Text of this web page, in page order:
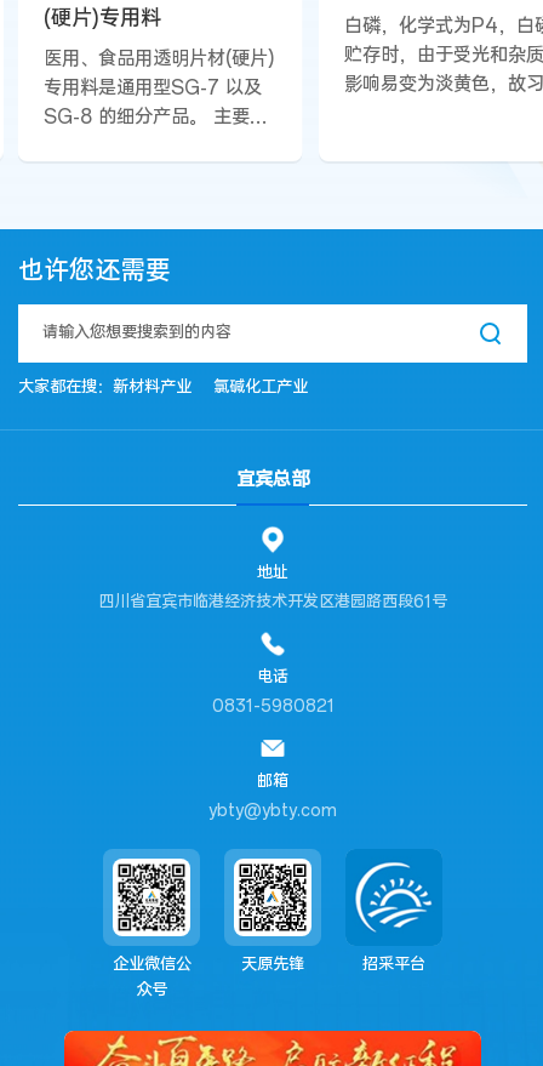
(硬片)专用料
医用、食品用透明片材(硬片)
专用料是通用型SG-7 以及
SG-8 的细分产品。 主要表
性 好 。
白磷，化学式为P4，白
贮存时，由于受光和杂
影响易变为淡黄色，故
1.82 (20℃)，熔点
溶于醇，溶于液碱、苯
中，其活泼性比赤磷大
放出大量的热。有恶臭
也许您还需要
大家都在搜： 新材料产业 氯碱化工产业
宜宾总部
地址
四川省宜宾市临港经济技术开发区港园路西段61号
电话
0831-5980821
邮箱
ybty@ybty.com
企业微信公
众号
天原先锋 招采平台